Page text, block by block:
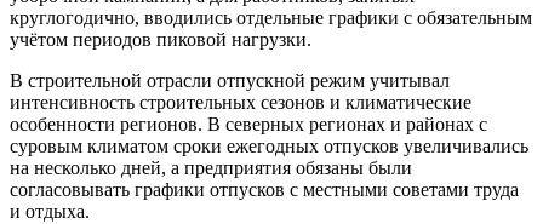
круглогодично, вводились отдельные графики с обязательным
учётом периодов пиковой нагрузки.
В строительной отрасли отпускной режим учитывал
интенсивность строительных сезонов и климатические
особенности регионов. В северных регионах и районах с
суровым климатом сроки ежегодных отпусков увеличивались
на несколько дней, а предприятия обязаны были
согласовывать графики отпусков с местными советами труда
и отдыха.